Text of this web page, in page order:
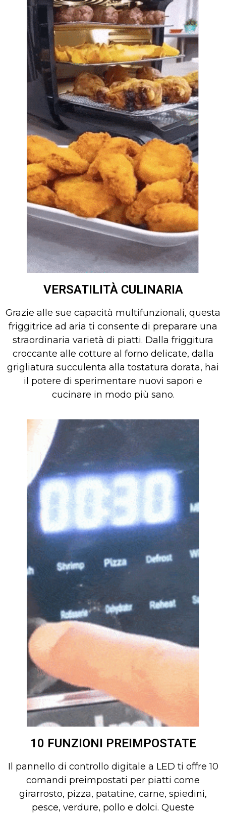
VERSATILITÀ CULINARIA
Grazie alle sue capacità multifunzionali, questa
friggitrice ad aria ti consente di preparare una
straordinaria varietà di piatti. Dalla friggitura
croccante alle cotture al forno delicate, dalla
grigliatura succulenta alla tostatura dorata, hai
il potere di sperimentare nuovi sapori e
cucinare in modo più sano.
10 FUNZIONI PREIMPOSTATE
Il pannello di controllo digitale a LED ti offre 10
comandi preimpostati per piatti come
girarrosto, pizza, patatine, carne, spiedini,
pesce, verdure, pollo e dolci. Queste